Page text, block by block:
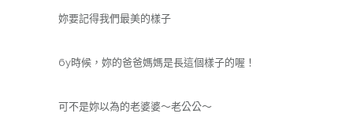
妳要記得我們最美的樣子
6y時候，妳的爸爸媽媽是長這個樣子的喔！
可不是妳以為的老婆婆～老公公～